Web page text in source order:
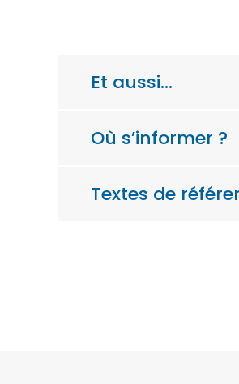
Et aussi…
Où s’informer ?
Textes de